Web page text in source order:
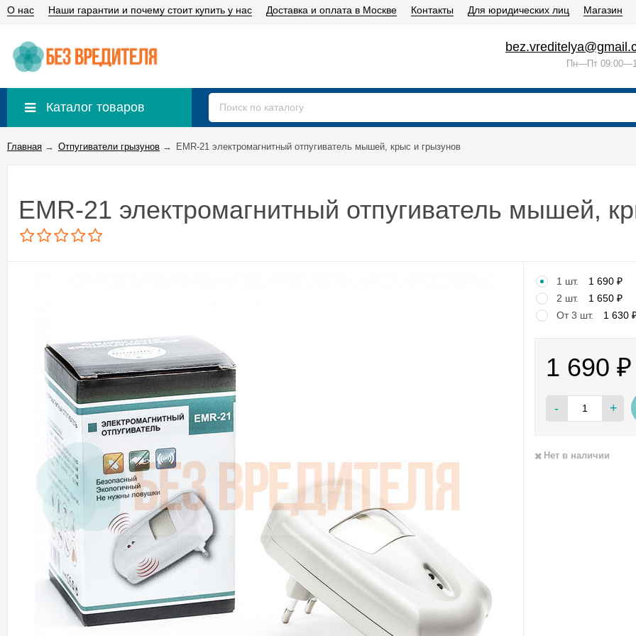
О нас Наши гарантии и почему стоит купить у нас Доставка и оплата в Москве Контакты Для юридических лиц Магазин
Пн—Пт
Каталог товаров
Главная → Отпугиватели грызунов → EMR-21 электромагнитный отпугиватель мышей, крыс и грызунов
EMR-21 электромагнитный отпугиватель мышей,
1 шт. 1 690₽
2 шт. 1 650₽
От 3 шт. 1 630
1 690₽
- +
Нет в наличии